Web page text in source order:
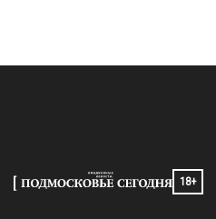
18+